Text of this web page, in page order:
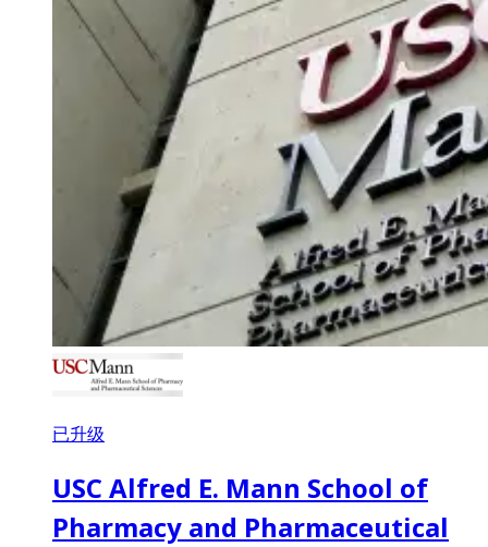
已升级
USC Alfred E. Mann School of
Pharmacy and Pharmaceutical